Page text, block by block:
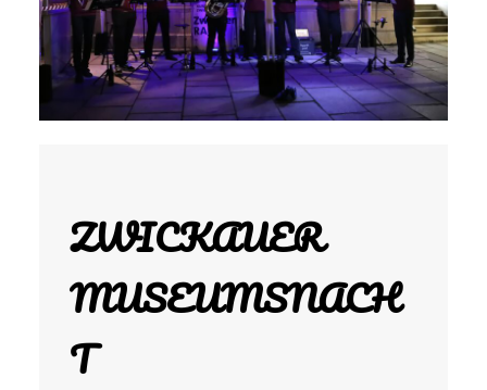
ZWICKAUER
MUSEUMSNACH
T